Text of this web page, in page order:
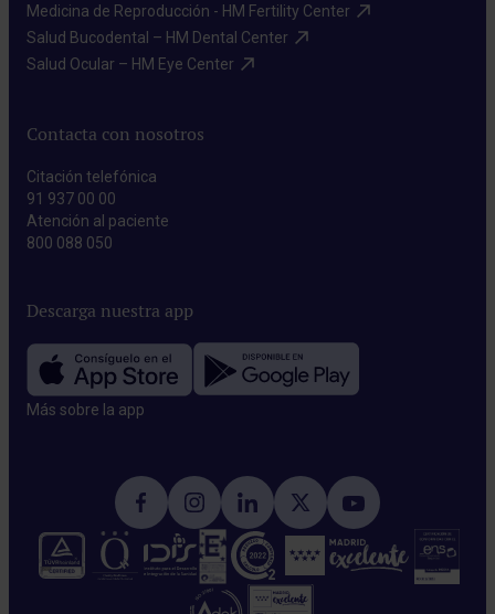
Medicina de Reproducción - HM Fertility Center​
Salud Bucodental – HM Dental Center​
Salud Ocular – HM Eye Center​
Contacta con nosotros
Citación telefónica
91 937 00 00
Atención al paciente
800 088 050
Descarga nuestra app
Más sobre la app​